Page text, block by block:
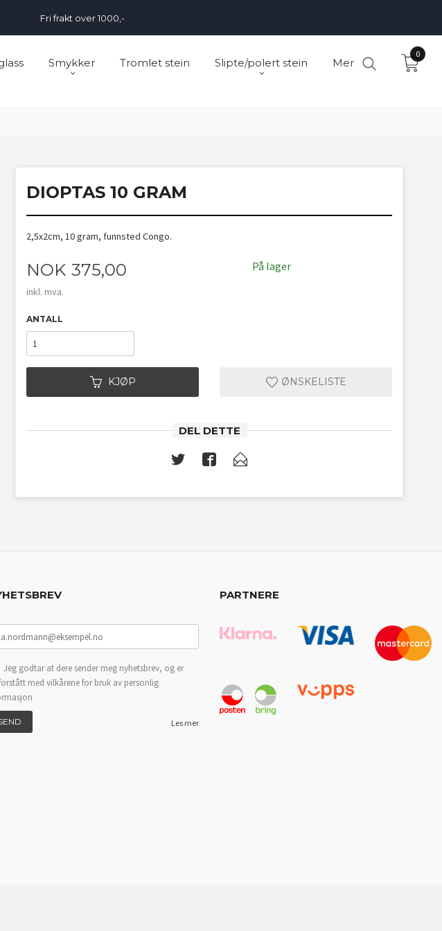
Fri frakt over 1000,-
Smykker Tromlet stein Slipte/polert stein Mer
0
DIOPTAS 10 GRAM
2,5x2cm, 10 gram, funnsted Congo.
Pris
NOK 375,00
inkl. mva.
På lager
ANTALL
KJØP ØNSKELISTE
DEL DETTE
Jeg godtar at dere sender meg nyhetsbrev, og er
med vilkårene for bruk av personlig
Les mer
PARTNERE